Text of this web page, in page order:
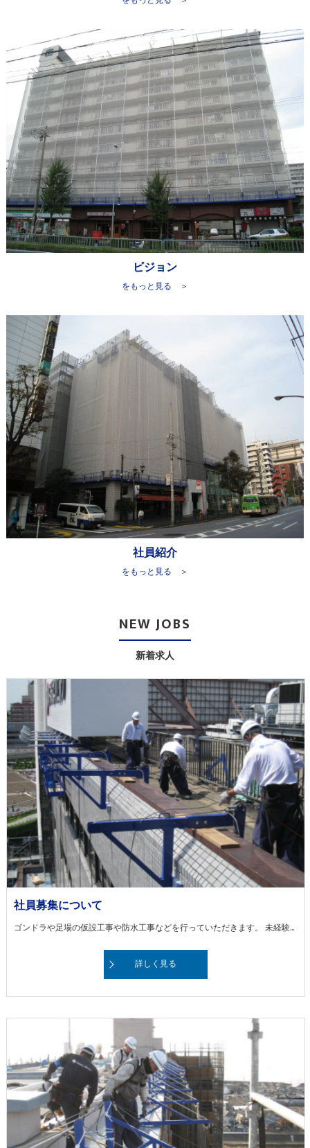
ビジョン
をもっと見る ＞
社員紹介
をもっと見る ＞
新着求人
NEW JOBS
社員募集について
ゴンドラや足場の仮設工事や防水工事などを行っていただきます。 未経験の方でもまずは各種業務のサポートから始めていただき、少しずつレベルアップしていただきます。 当社スタッフがきっちりフォローしますので、ご心配はいりません。
詳しく見る